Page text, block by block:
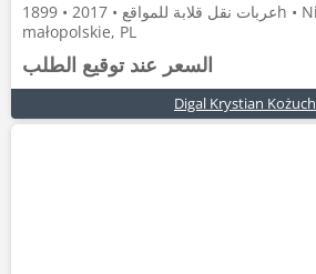
عربات نقل قلابة للمواقع • 2017 • 1899h • Niepołomice،
małopolskie, PL
السعر عند توقيع الطلب
Digal Krystian Kożuch